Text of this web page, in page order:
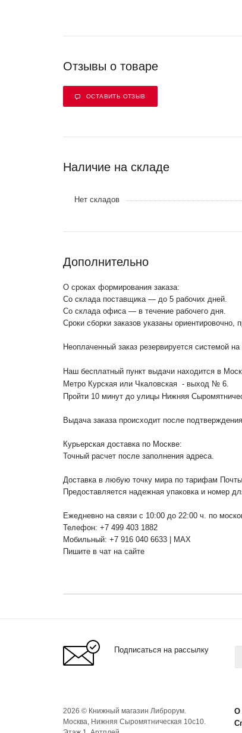
Отзывы о товаре
ОСТАВИТЬ ОТЗЫВ
Наличие на складе
Нет складов
Дополнительно
О сроках формирования заказа:
Со склада поставщика — до 5 рабочих дней.
Со склада офиса — в течение рабочего дня.
Сроки сборки заказов указаны
Неоплаченный заказ резервируется системой на
Наш бесплатный пункт выдачи находится в
Метро Курская или Чкаловская - выход № 6.
Пройти 10 минут до улицы Нижняя
Выдача заказа происходит после
Курьерская доставка по Москве:
Точный расчет после заполнения адреса.
Доставка в любую точку мира по тарифам
Предоставляется надежная упаковка и номер
Ежедневно на связи с 10:00 до 22:00 ч. по
Телефон: +7 499 403 1882
Мобильный: +7 916 040 6633 | MAX
Пишите в чат на сайте
Подписаться на рассылку
2026 © Книжный магазин Либрорум.
Москва, Нижняя Сыромятническая 10с10.
О